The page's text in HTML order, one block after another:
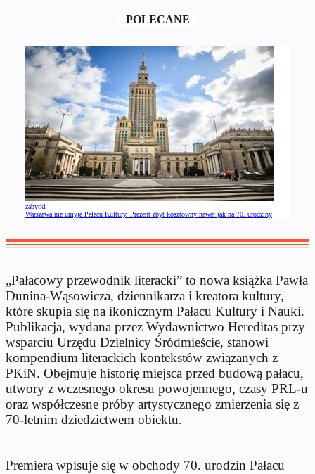
POLECANE
zabytki
Warszawa nie umyje Pałacu Kultury. Prezent zbyt kosztowny nawet jak na 70. urodziny
„Pałacowy przewodnik literacki” to nowa książka Pawła
Dunina-Wąsowicza, dziennikarza i kreatora kultury,
które skupia się na ikonicznym Pałacu Kultury i Nauki.
Publikacja, wydana przez Wydawnictwo Hereditas przy
wsparciu Urzędu Dzielnicy Śródmieście, stanowi
kompendium literackich kontekstów związanych z
PKiN. Obejmuje historię miejsca przed budową pałacu,
utwory z wczesnego okresu powojennego, czasy PRL-u
oraz współczesne próby artystycznego zmierzenia się z
70-letnim dziedzictwem obiektu.
Premiera wpisuje się w obchody 70. urodzin Pałacu